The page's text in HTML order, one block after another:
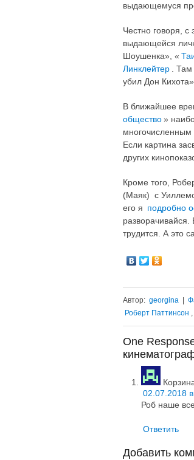
выдающемуся
Честно говоря,
выдающейся
Шоушенка», «
Линклейтер
.
убил Дон Кихота».
В ближайшее
общество»
многочисленным
Если картина
других
Кроме того,
(Маяк) с
его я подробно
трудится. А это
Автор: georgina
Роберт Паттинсон ,
One
02.07.2018
Роб наше
Ответить
Добавить